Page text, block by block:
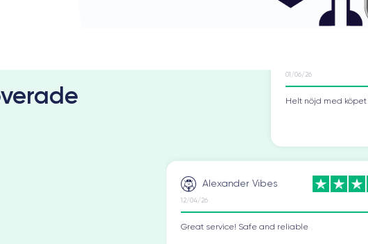
Helt nöjd med köpet
12/04/26
Great service! Safe and reliable